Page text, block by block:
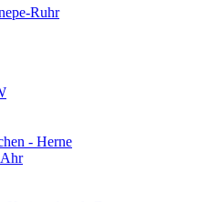
Ruhr
- Herne